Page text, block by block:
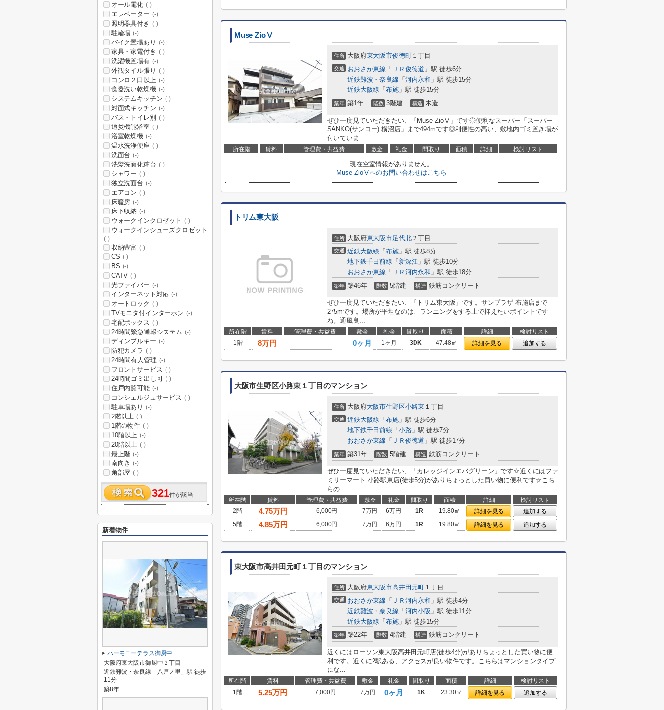
Muse ZioⅤ
住所 大阪府東大阪市俊徳町 １丁目
交通 おおさか東線 「 ＪＲ俊徳道 」駅 徒歩6分
近鉄難波・奈良線 「 河内永和 」駅 徒歩15分
近鉄大阪線 「 布施 」駅 徒歩15分
築年 築1年 階数 3階建 構造 木造
ぜひ一度見ていただきたい、「Muse ZioⅤ」です◎便利なスーパー「スーパー
SANKO(サンコー) 横沼店」まで494mです◎利便性の高い、敷地内ゴミ置き場が
付いていま...
所在階 賃料 管理費・共益費 敷金 礼金 間取り 面積 詳細 検討リスト
現在空室情報がありません。
Muse ZioⅤへのお問い合わせはこちら
トリム東大阪
住所 大阪府東大阪市足代北 ２丁目
交通 近鉄大阪線 「 布施 」駅 徒歩8分
地下鉄千日前線 「 新深江 」駅 徒歩10分
おおさか東線 「 ＪＲ河内永和 」駅 徒歩18分
築年 築46年 階数 5階建 構造 鉄筋コンクリート
ぜひ一度見ていただきたい、「トリム東大阪」です。サンプラザ 布施店まで
275mです。場所が平坦なのは、ランニングをする上で抑えたいポイントです
ね。通風良...
所在階 賃料 管理費・共益費 敷金 礼金 間取り 面積 詳細
検討リスト
1階
8万円 - 0ヶ月 1ヶ月 3DK 47.48㎡ 詳細を見る 追加する
大阪市生野区小路東１丁目のマンション
住所 大阪府大阪市生野区小路東 １丁目
交通 近鉄大阪線 「 布施 」駅 徒歩6分
地下鉄千日前線 「 小路 」駅 徒歩7分
おおさか東線 「 ＪＲ俊徳道 」駅 徒歩17分
築年 築31年 階数 5階建 構造 鉄筋コンクリート
ぜひ一度見ていただきたい、「カレッジインエバグリーン」です☆近くにはファ
ミリーマート 小路駅東店(徒歩5分)がありちょっとした買い物に便利です☆こち
らの...
所在階 賃料 管理費・共益費 敷金 礼金 間取り 面積 詳細
検討リスト
2階
4.75万円 6,000円 7万円 6万円 1R 19.80㎡ 詳細を見る
追加する
5階
4.85万円 6,000円 7万円 6万円 1R 19.80㎡ 詳細を見る 追加する
東大阪市高井田元町１丁目のマンション
住所 大阪府東大阪市高井田元町 １丁目
交通 おおさか東線 「 ＪＲ河内永和 」駅 徒歩4分
近鉄難波・奈良線 「 河内小阪 」駅 徒歩11分
近鉄大阪線 「 布施 」駅 徒歩15分
築年 築22年 階数 4階建 構造 鉄筋コンクリート
近くにはローソン東大阪高井田元町店(徒歩4分)がありちょっとした買い物に便
利です。近くに2駅ある、アクセスが良い物件です。こちらはマンションタイプ
にな...
所在階 賃料 管理費・共益費 敷金 礼金 間取り 面積 詳細
検討リスト
1階
5.25万円 7,000円 7万円 0ヶ月 1K 23.30㎡ 詳細を見る 追加する
オール電化 (-)
エレベーター (-)
照明器具付き (-)
駐輪場 (-)
バイク置場あり (-)
家具・家電付き (-)
洗濯機置場有 (-)
外観タイル張り (-)
コンロ２口以上 (-)
食器洗い乾燥機 (-)
システムキッチン (-)
対面式キッチン (-)
バス・トイレ別 (-)
追焚機能浴室 (-)
浴室乾燥機 (-)
温水洗浄便座 (-)
洗面台 (-)
洗髪洗面化粧台 (-)
シャワー (-)
独立洗面台 (-)
エアコン (-)
床暖房 (-)
床下収納 (-)
ウォークインクロゼット (-)
ウォークインシューズクロゼット
(-)
収納豊富 (-)
CS (-)
BS (-)
CATV (-)
光ファイバー (-)
インターネット対応 (-)
オートロック (-)
TVモニタ付インターホン (-)
宅配ボックス (-)
24時間緊急通報システム (-)
ディンプルキー (-)
防犯カメラ (-)
24時間有人管理 (-)
フロントサービス (-)
24時間ゴミ出し可 (-)
住戸内覧可能 (-)
コンシェルジュサービス (-)
駐車場あり (-)
2階以上 (-)
1階の物件 (-)
10階以上 (-)
20階以上 (-)
最上階 (-)
南向き (-)
角部屋 (-)
321件が該当
新着物件
ハーモニーテラス御厨中
大阪府東大阪市御厨中２丁目
近鉄難波・奈良線「八戸ノ里」駅 徒歩
11分
築8年